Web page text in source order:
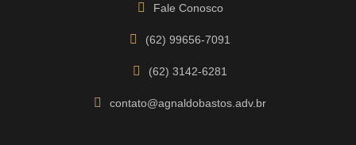
Fale Conosco
(62) 99656-7091
(62) 3142-6281
contato@agnaldobastos.adv.br